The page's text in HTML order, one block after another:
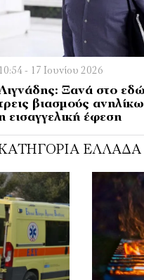
10:54 - 17 Ιουνίου 2026
Ξανά στο
βιασμούς
εισαγγελική έφεση
ΕΛΛΆΔΑ